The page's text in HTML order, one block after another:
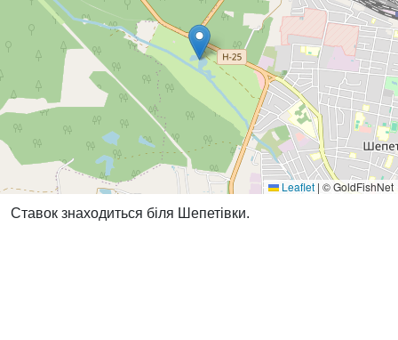
Leaflet | © GoldFishNet
Ставок знаходиться біля Шепетівки.